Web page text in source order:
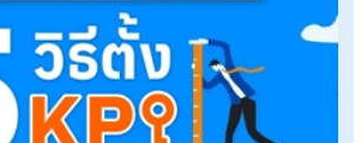
แจกฟรี! "ใบผ่านงาน" และเรื่องที่นายจ้าง ลูกจ้างต้อ